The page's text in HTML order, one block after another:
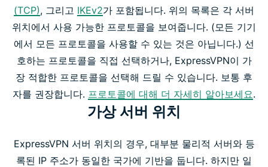
(TCP), 그리고 IKEv2가 포함됩니다. 위의 목록은 각 서버
위치에서 사용 가능한 프로토콜을 보여줍니다. (모든 기기
에서 모든 프로토콜을 사용할 수 있는 것은 아닙니다.) 선
호하는 프로토콜을 직접 선택하거나, ExpressVPN이 가
장 적합한 프로토콜을 선택해 드릴 수 있습니다. 보통 후
자를 권장합니다. 프로토콜에 대해 더 자세히 알아보세요.
가상 서버 위치
ExpressVPN 서버 위치의 경우, 대부분 물리적 서버와 등
록된 IP 주소가 동일한 국가에 기반을 둡니다. 하지만 일